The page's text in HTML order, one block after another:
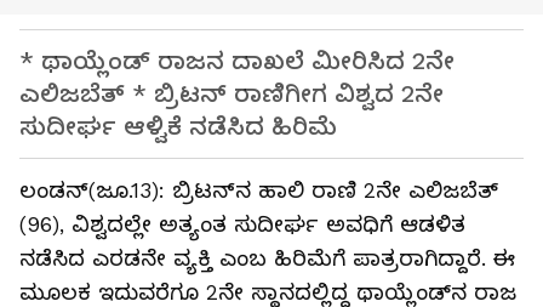
* ಥಾಯ್ಲೆಂಡ್‌ ರಾಜನ ದಾಖಲೆ ಮೀರಿಸಿದ 2ನೇ
ಎಲಿಜಬೆತ್‌ * ಬ್ರಿಟನ್‌ ರಾಣಿಗೀಗ ವಿಶ್ವದ 2ನೇ
ಸುದೀರ್ಘ ಆಳ್ವಿಕೆ ನಡೆಸಿದ ಹಿರಿಮೆ
ಲಂಡನ್‌(ಜೂ.13): ಬ್ರಿಟನ್‌ನ ಹಾಲಿ ರಾಣಿ 2ನೇ ಎಲಿಜಬೆತ್‌
(96), ವಿಶ್ವದಲ್ಲೇ ಅತ್ಯಂತ ಸುದೀರ್ಘ ಅವಧಿಗೆ ಆಡಳಿತ
ನಡೆಸಿದ ಎರಡನೇ ವ್ಯಕ್ತಿ ಎಂಬ ಹಿರಿಮೆಗೆ ಪಾತ್ರರಾಗಿದ್ದಾರೆ. ಈ
ಮೂಲಕ ಇದುವರೆಗೂ 2ನೇ ಸ್ಥಾನದಲ್ಲಿದ್ದ ಥಾಯ್ಲೆಂಡ್‌ನ ರಾಜ